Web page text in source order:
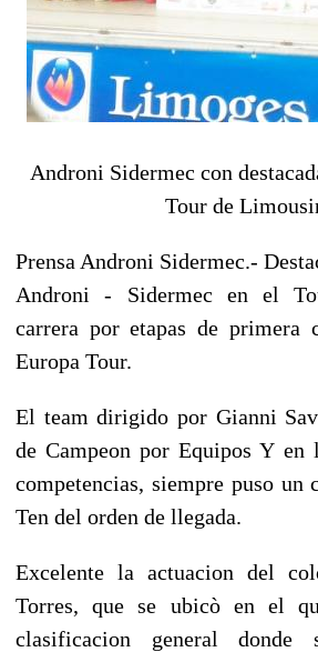
Androni Sidermec con d
Tour de
Prensa Androni Sidermec.-
Androni - Sidermec en el
carrera por etapas de primera
Europa Tour.
El team dirigido por Gianni
de Campeon por Equipos Y en
competencias, siempre puso un
Ten del orden de llegada.
Excelente la actuacion del
Torres, que se ubicò en el
clasificacion general donde